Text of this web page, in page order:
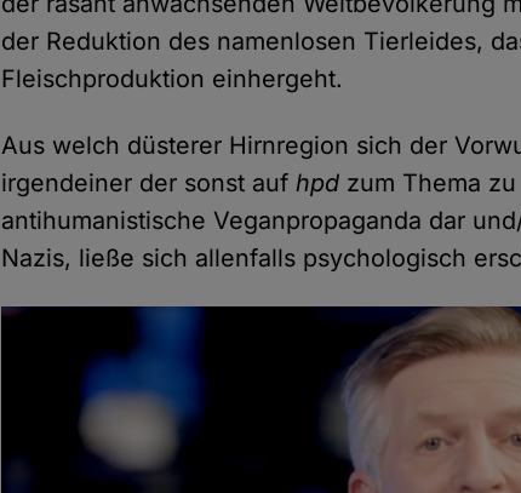
der Reduktion des namenlosen Tierleides,
Fleischproduktion einhergeht.
Aus welch düsterer Hirnregion sich der
irgendeiner der sonst aufhpd zum Thema
antihumanistische Veganpropaganda dar
Nazis, ließe sich allenfalls psychologisch